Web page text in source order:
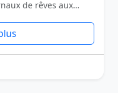
de rêves aux…